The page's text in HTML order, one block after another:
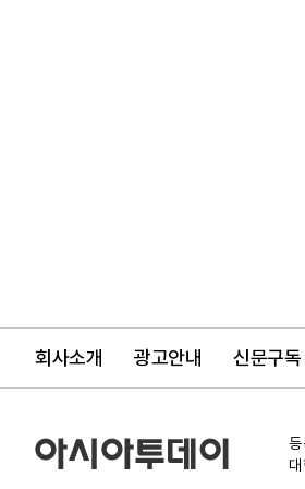
회사소개 광고안내 신문구독